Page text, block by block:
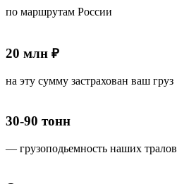
по маршрутам России
20 млн ₽
на эту сумму застрахован ваш груз
30-90 тонн
— грузоподьемность наших тралов